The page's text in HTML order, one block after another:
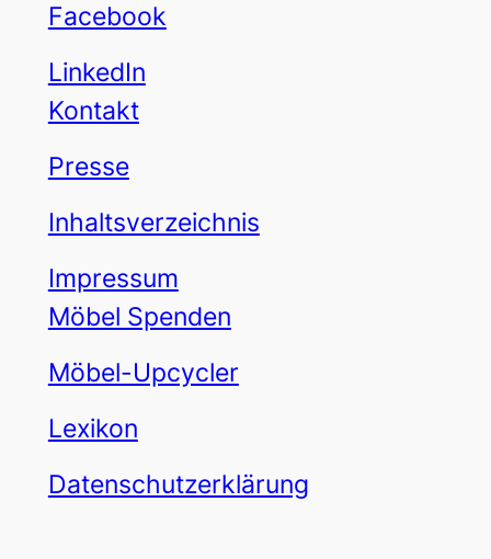
Facebook
LinkedIn
Kontakt
Presse
Inhaltsverzeichnis
Impressum
Möbel Spenden
Möbel-Upcycler
Lexikon
Datenschutzerklärung